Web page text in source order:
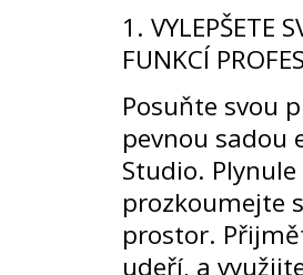
1. VYLEPŠETE
FUNKCÍ
Posuňte svou
pevnou sadou
Studio.
prozkoumejte
prostor.
udeří, a